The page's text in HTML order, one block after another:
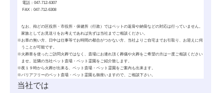
電話：047-712-6307
FAX：047-712-6308
なお、殆どの区役所・市役所・保健所（行政）ではペットの返骨や納骨などの対応は行っていません。
家族としてお見送りをお考えであれば先ずは当社までご相談ください。
※お車の無い方、日中は仕事等でお時間の都合がつかない方、当社よりご自宅までお引取り、お迎えに伺
うことが可能です。
※ 火葬車を使ったご訪問火葬ではなく、斎場にお連れ頂く葬儀や火葬をご希望の方は一度ご相談ください
ませ。近隣の当社ペット斎場・ペット霊園をご紹介致します。
※夜１９時から火葬が出来る、ペット斎場・ペット霊園をご案内も出来ます。
※バリアフリーのペット斎場・ペット霊園も御座いますので、ご相談下さい。
当社では